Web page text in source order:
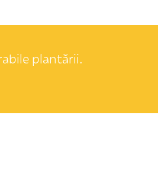
plantării.